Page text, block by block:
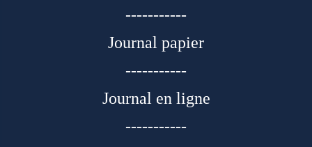
-----------
Journal papier
-----------
Journal en ligne
-----------